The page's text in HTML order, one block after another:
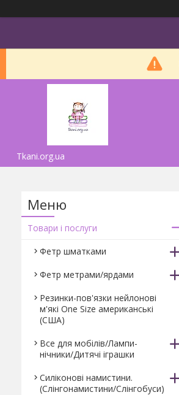
Tkani.org.ua
Товари і послуги
Фетр шматками
Фетр метрами/ярдами
Резинки-пов'язки нейлонові
м'які One Size американські
(США)
Все для мобілів/Лампи-
нічники/Дитячі іграшки
Силіконові намистини.
(Слінгонамистини/Слінгобуси)